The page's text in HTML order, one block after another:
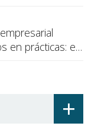
en prácticas: el
+